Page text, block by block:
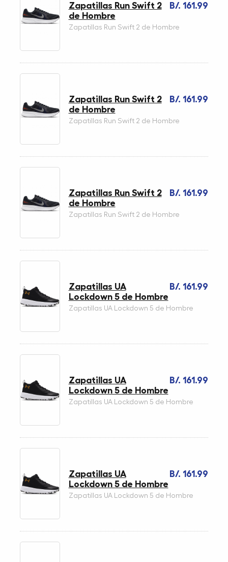
B/. 161.99
Zapatillas Run Swift 2
de Hombre
Zapatillas Run Swift 2 de Hombre
B/. 161.99
Zapatillas Run Swift 2
de Hombre
Zapatillas Run Swift 2 de Hombre
B/. 161.99
Zapatillas Run Swift 2
de Hombre
Zapatillas Run Swift 2 de Hombre
B/. 161.99
Zapatillas UA
Lockdown 5 de Hombre
Zapatillas UA Lockdown 5 de Hombre
B/. 161.99
Zapatillas UA
Lockdown 5 de Hombre
Zapatillas UA Lockdown 5 de Hombre
B/. 161.99
Zapatillas UA
Lockdown 5 de Hombre
Zapatillas UA Lockdown 5 de Hombre